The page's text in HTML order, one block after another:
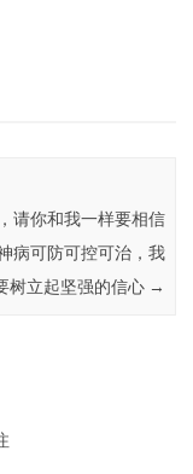
请你和我一样要相信
病可防可控可治，我
树立起坚强的信心 →